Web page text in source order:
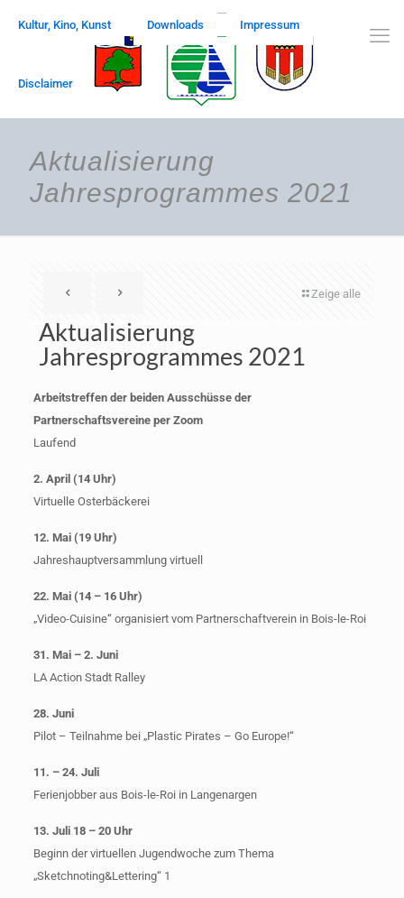
Kultur, Kino, Kunst Downloads Impressum
Disclaimer
Aktualisierung
Jahresprogrammes 2021
Zeige alle
Aktualisierung
Jahresprogrammes 2021
Arbeitstreffen der beiden Ausschüsse der
Partnerschaftsvereine per Zoom
Laufend
2. April (14 Uhr)
Virtuelle Osterbäckerei
12. Mai (19 Uhr)
Jahreshauptversammlung virtuell
22. Mai (14 – 16 Uhr)
„Video-Cuisine“ organisiert vom Partnerschaftverein in Bois-le-Roi
31. Mai – 2. Juni
LA Action Stadt Ralley
28. Juni
Pilot – Teilnahme bei „Plastic Pirates – Go Europe!“
11. – 24. Juli
Ferienjobber aus Bois-le-Roi in Langenargen
13. Juli 18 – 20 Uhr
Beginn der virtuellen Jugendwoche zum Thema
„Sketchnoting&Lettering“ 1